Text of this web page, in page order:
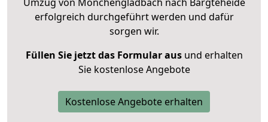
erfolgreich durchgeführt werden und dafür
sorgen wir.
Füllen Sie jetzt das Formular ausund erhalten
Sie kostenlose Angebote
Kostenlose Angebote erhalten